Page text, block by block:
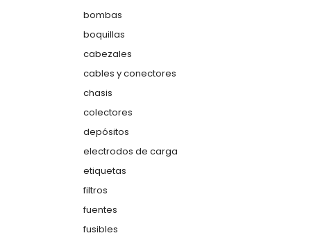
bombas
boquillas
cabezales
cables y conectores
chasis
colectores
depósitos
electrodos de carga
etiquetas
filtros
fuentes
fusibles